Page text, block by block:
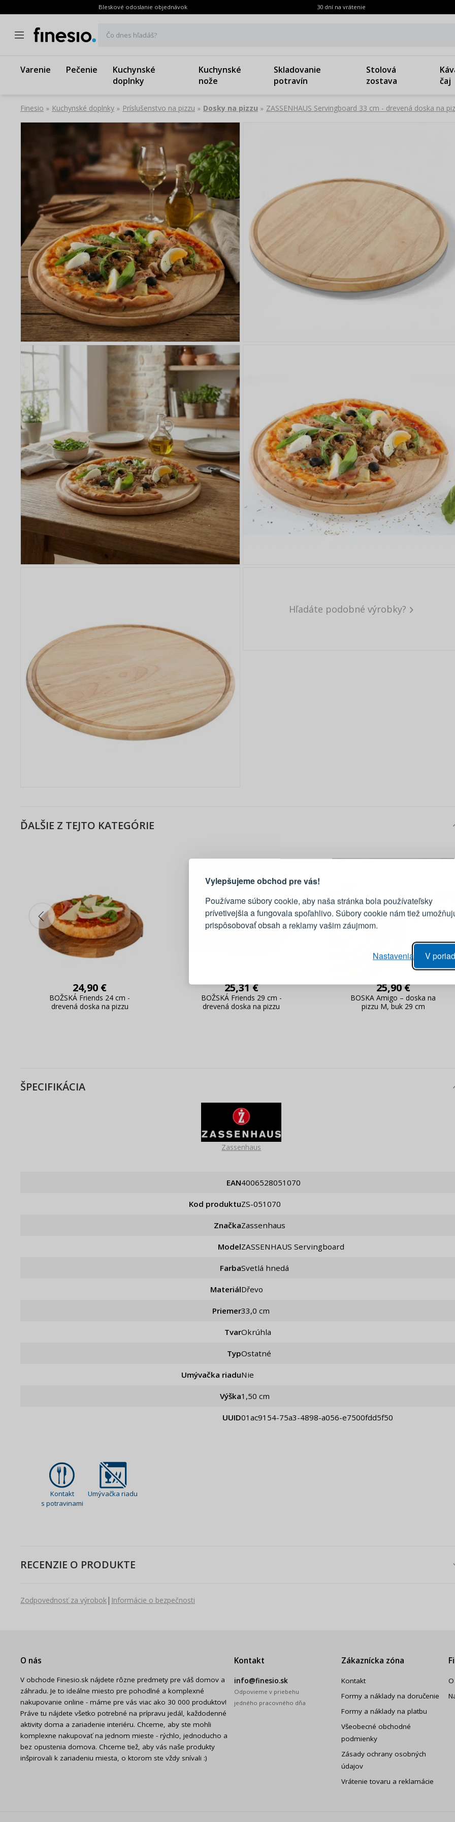
Vylepšujeme obchod pre vás!
Používame súbory cookie, aby naša stránka bola používateľsky
prívetivejšia a fungovala spoľahlivo. Súbory cookie nám tiež
prispôsobovať obsah a reklamy vašim záujmom.
V
Nastavenia
Bleskové odoslanie objednávok 30 dní na vrátenie
Čo dnes hľadáš?
Varenie Pečenie
Kuchynské
doplnky
Kuchynské
nože
Skladovanie
potravín
Stolová
zostava
čaj
Finesio » Kuchynské doplnky » Príslušenstvo na pizzu » Dosky na pizzu » ZASSENHAUS Servingboard 33 cm - drevená doska na
Hľadáte podobné výrobky?
ĎALŠIE Z TEJTO KATEGÓRIE
24,90 €
BOŽSKÁ Friends 24 cm -
drevená doska na pizzu
25,31 €
BOŽSKÁ Friends 29 cm -
drevená doska na pizzu
25,90 €
BOSKA Amigo – doska na
pizzu M, buk 29 cm
ŠPECIFIKÁCIA
Zassenhaus
EAN 4006528051070
Kod produktu ZS-051070
Značka Zassenhaus
Model ZASSENHAUS Servingboard
Farba Svetlá hnedá
Materiál Dřevo
Priemer 33,0 cm
Tvar Okrúhla
Typ Ostatné
Umývačka riadu Nie
Výška 1,50 cm
UUID 01ac9154-75a3-4898-a056-e7500fdd5f50
Kontakt
s potravinami
Umývačka riadu
RECENZIE O PRODUKTE
Zodpovednosť za výrobok| Informácie o bezpečnosti
O nás
V obchode Finesio.sk nájdete rôzne predmety pre váš domov a
záhradu. Je to ideálne miesto pre pohodlné a komplexné
nakupovanie online - máme pre vás viac ako 30 000 produktov!
Práve tu nájdete všetko potrebné na prípravu jedál, každodenné
aktivity doma a zariadenie interiéru. Chceme, aby ste mohli
komplexne nakupovať na jednom mieste - rýchlo, jednoducho a
bez opustenia domova. Chceme tiež, aby vás naše produkty
inšpirovali k zariadeniu miesta, o ktorom ste vždy snívali :)
Kontakt
info@finesio.sk
Odpovieme v priebehu
jedného pracovného dňa
Zákaznícka zóna
Kontakt
Formy a náklady na doručenie
Formy a náklady na platbu
Všeobecné obchodné
podmienky
Zásady ochrany osobných
údajov
Vrátenie tovaru a reklamácie
účet
Živý náhľad na zmeny v objednávke
E-mail
PRIHLÁSIŤ
Pripomenutie